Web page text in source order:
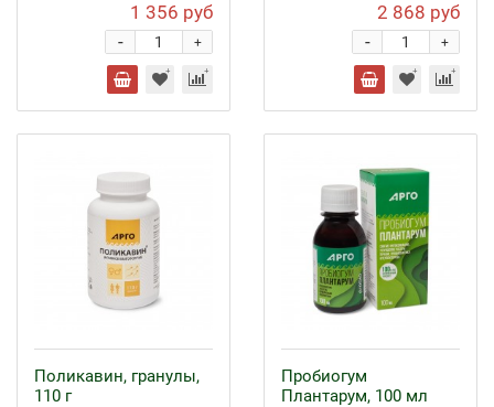
1 356 руб
+
-
2 868 руб
+
-
Поликавин, гранулы,
110 г
Пробиогум
Плантарум, 100 мл